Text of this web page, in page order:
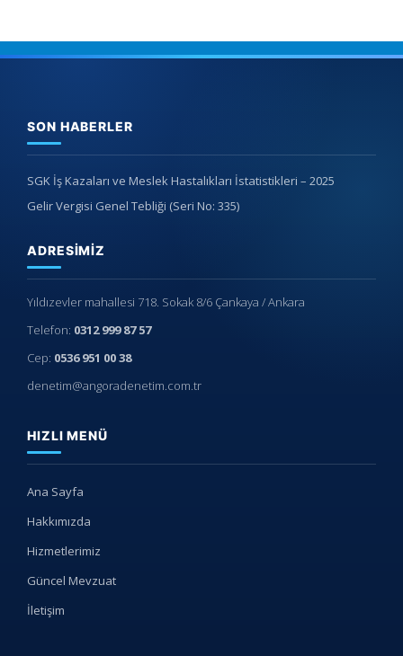
SON HABERLER
SGK İş Kazaları ve Meslek Hastalıkları İstatistikleri – 2025
Gelir Vergisi Genel Tebliği (Seri No: 335)
ADRESIMIZ
Yıldızevler mahallesi 718. Sokak 8/6 Çankaya / Ankara
Telefon: 0312 999 87 57
Cep: 0536 951 00 38
denetim@angoradenetim.com.tr
HIZLI MENÜ
Ana Sayfa
Hakkımızda
Hizmetlerimiz
Güncel Mevzuat
İletişim